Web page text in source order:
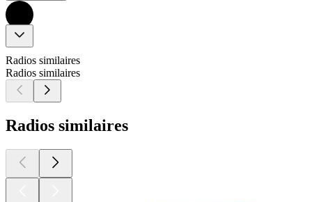
Radios similaires
Radios similaires
Radios similaires